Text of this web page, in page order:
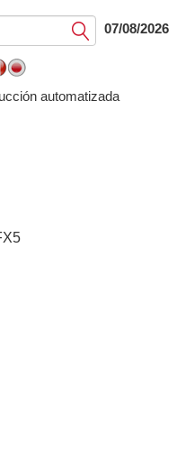
Soumettre07/08/2026
automatizada